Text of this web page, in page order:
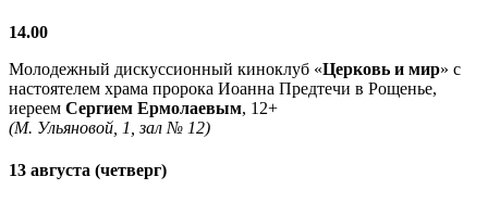
14.00
Молодежный дискуссионный киноклуб «Церковь и мир» с
настоятелем храма пророка Иоанна Предтечи в Рощенье,
иереем Сергием Ермолаевым, 12+
(М. Ульяновой, 1, зал № 12)
13 августа (четверг)